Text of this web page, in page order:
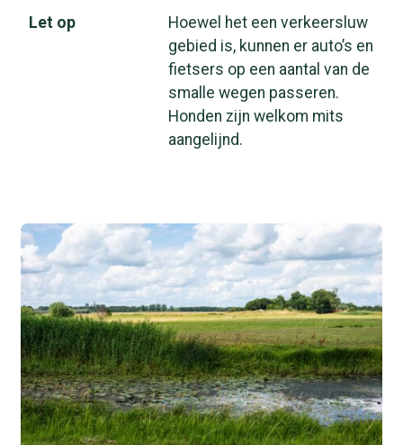
Let op
Hoewel het een verkeersluw
gebied is, kunnen er auto’s en
fietsers op een aantal van de
smalle wegen passeren.
Honden zijn welkom mits
aangelijnd.